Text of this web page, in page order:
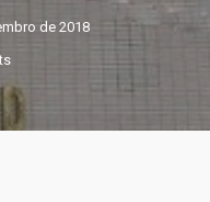
de 2018